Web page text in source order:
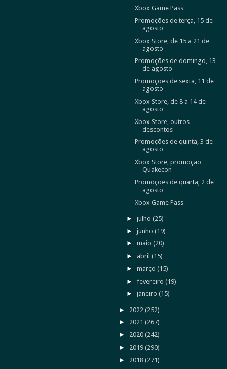
Xbox Game Pass
Promoções de terça, 15 de
agosto
Xbox Store, de 15 a 21 de
agosto
Promoções de domingo, 13
de agosto
Promoções de sexta, 11 de
agosto
Xbox Store, de 8 a 14 de
agosto
Xbox Store, outros
descontos
Promoções de quinta, 3 de
agosto
Xbox Store, promoção
Quakecon
Promoções de quarta, 2 de
agosto
Xbox Game Pass
►julho(25)
►junho(19)
►maio(20)
► abril(15)
►março(15)
►fevereiro(19)
►janeiro(15)
► 2022 (252)
► 2021 (267)
► 2020 (242)
► 2019 (290)
► 2018 (271)